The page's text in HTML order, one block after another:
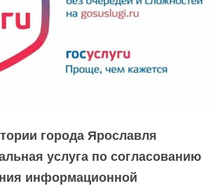
города Ярославля
услуга по согласованию
информационной